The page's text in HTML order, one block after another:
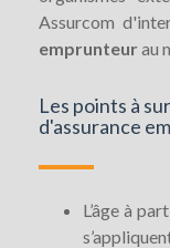
Assurcom
emprunteur au
Les points à
d'assurance
L’âge à